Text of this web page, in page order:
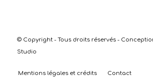
© Copyright - Tous droits réservés -
Studio
Mentions légales et crédits Contact